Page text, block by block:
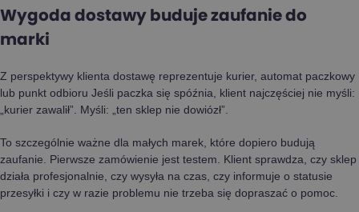
Wygoda dostawy buduje zaufanie do
marki
Z perspektywy klienta dostawę reprezentuje kurier, automat paczkowy
lub punkt odbioru Jeśli paczka się spóźnia, klient najczęściej nie myśli:
„kurier zawalił”. Myśli: „ten sklep nie dowiózł”.
To szczególnie ważne dla małych marek, które dopiero budują
zaufanie. Pierwsze zamówienie jest testem. Klient sprawdza, czy sklep
działa profesjonalnie, czy wysyła na czas, czy informuje o statusie
przesyłki i czy w razie problemu nie trzeba się dopraszać o pomoc.